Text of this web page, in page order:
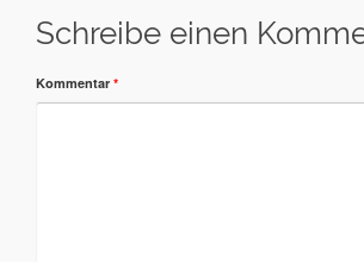
Schreibe einen
Kommentar *